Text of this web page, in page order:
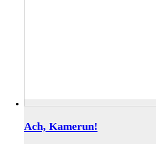
Ach, Kamerun!